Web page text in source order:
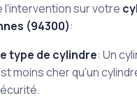
l'intervention sur votre
(94300):
type de cylindre: Un
moins cher qu'un